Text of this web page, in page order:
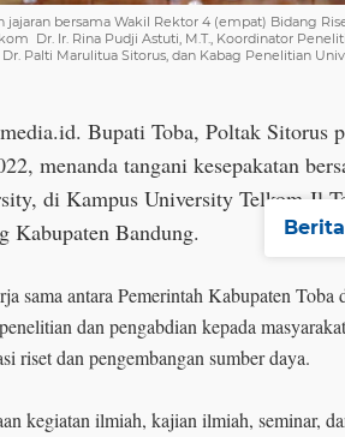
jajaran bersama Wakil Rektor 4 (empat) Bidang
Dr. Ir. Rina Pudji Astuti, M.T., Koordinator
Palti Marulitua Sitorus, dan Kabag Penelitian
Bupati Toba, Poltak Sitorus
menanda tangani kesepakatan
di Kampus University Telkom Jl
Kabupaten Bandung.
sama antara Pemerintah Kabupaten Toba
dan pengabdian kepada
riset dan pengembangan sumber daya.
kegiatan ilmiah, kajian ilmiah, seminar,